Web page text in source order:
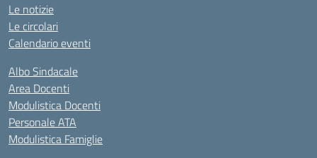
Le notizie
Le circolari
Calendario eventi
Albo Sindacale
Area Docenti
Modulistica Docenti
Personale ATA
Modulistica Famiglie